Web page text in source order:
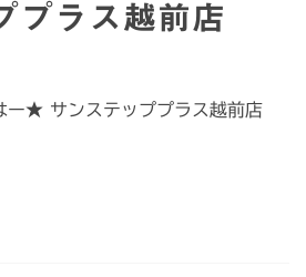
プラス越前店
ー★ サンステッププラス越前店